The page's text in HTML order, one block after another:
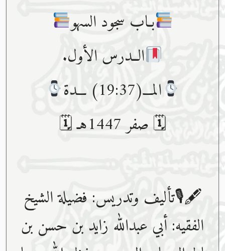
بـاب سجود السهو
الــدرس الأول.
المـــ(19:37) ـــدة
🗓 صفر 1447هـ 🗓
🖋🎙تأليف وتدريس: فضيلة الشيخ
الفقيه: أبي عبدﷲ زايد بن حسن بن